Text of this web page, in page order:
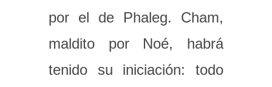
por el de Phaleg. Cham,
maldito por Noé, habrá
tenido su iniciación: todo